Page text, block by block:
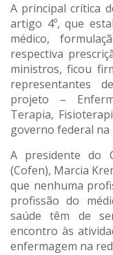
A principal crítica
artigo 4º, que
médico,
respectiva
ministros, ficou
representantes
projeto –
Terapia,
governo federal na
A presidente do
(Cofen), Marcia
que nenhuma
profissão do
saúde têm de
encontro às
enfermagem na